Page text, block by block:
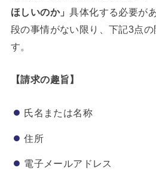
ほしいのか」具体化する必要が
段の事情がない限り、下記3点の
す。
【請求の趣旨】
氏名または名称
住所
電子メールアドレス